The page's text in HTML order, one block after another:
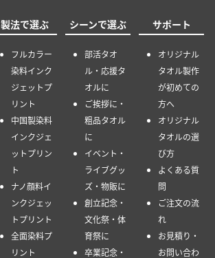
製法で選ぶ
フルカラー
染料インク
ジェットプ
リント
中国製染料
インクジェ
ットプリン
ト
ナノ顔料イ
ンクジェッ
トプリント
全面染料プ
リント
シーンで選ぶ
部活タオ
ル・応援タ
オルに
ご挨拶に・
粗品タオル
に
イベント・
ライブグッ
ズ・物販に
創立記念・
文化祭・体
育祭に
卒業記念・
サポート
オリジナル
タオル製作
が初めての
方へ
オリジナル
タオルの選
び方
よくある質
問
ご注文の流
れ
お見積り・
お問い合わ